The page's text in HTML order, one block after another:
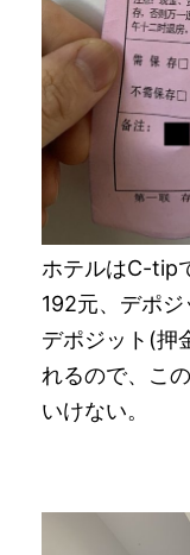
ホテルはC-tip
192元、デポジ
デポジット(押
れるので、こ
いけない。